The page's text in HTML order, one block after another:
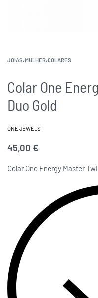
JOIAS›MULHER›COLARES
Colar One
Duo Gold
ONE JEWELS
45,00 €
Colar One Energy Master